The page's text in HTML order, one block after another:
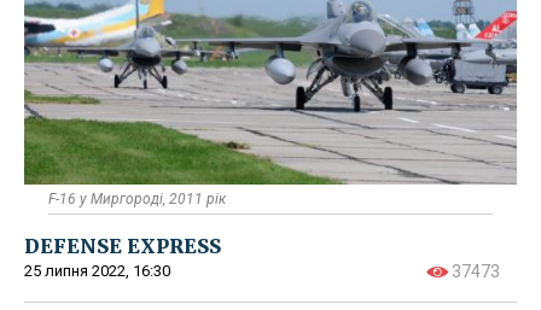
F-16 у Миргороді, 2011 рік
DEFENSE EXPRESS
25 липня 2022, 16:30 37473